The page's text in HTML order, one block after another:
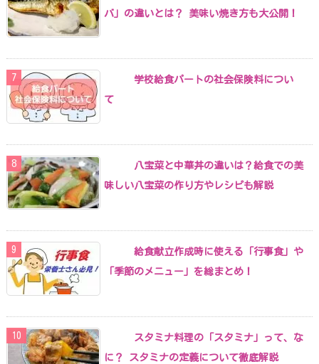
バ」の違いとは？ 美味い焼き方も大公開！
学校給食パートの社会保険料につい
て
八宝菜と中華丼の違いは？給食での美
味しい八宝菜の作り方やレシピも解説
給食献立作成時に使える「行事食」や
「季節のメニュー」を総まとめ！
スタミナ料理の「スタミナ」って、な
に？ スタミナの定義について徹底解説